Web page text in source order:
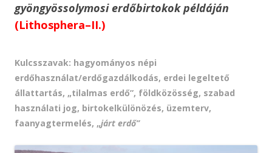
gyöngyössolymosi erdőbirtokok példáján
(Lithosphera–II.)
Kulcsszavak: hagyományos népi
erdőhasználat/erdőgazdálkodás, erdei legeltető
állattartás, „tilalmas erdő”, földközösség, szabad
használati jog, birtokelkülönözés, üzemterv,
faanyagtermelés, „járt erdő”